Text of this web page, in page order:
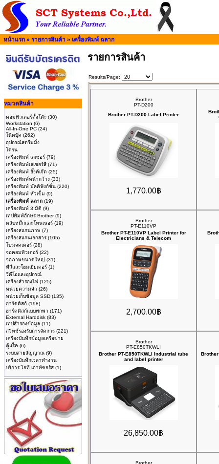
หน้าแรก » รายการสินค้า » เครื่องพิมพ์ ฉลาก
หมวดสินค้า
คอมพิวเตอร์ตั้งโต๊ะ (30)
Workstation (6)
All-In-One PC (24)
โน๊ตบุ๊ค (262)
อุปกรณ์สตรีมมิ่ง
โดรน
เครื่องพิมพ์ เลเซอร์ (79)
เครื่องพิมพ์เลเซอร์สี (71)
เครื่องพิมพ์ อิ๊งค์เจ๊ต (25)
เครื่องพิมพ์หน้ากว้าง (33)
เครื่องพิมพ์ มัลติฟังก์ชั่น (220)
เครื่องพิมพ์ หัวเข็ม (9)
เครื่องพิมพ์ ฉลาก (19)
เครื่องพิมพ์ 3 มิติ (9)
เทปพิมพ์อักษร Brother(9)
ตลับหมึกและโทนเนอร์ (19)
เครื่องสแกนภาพ (7)
เครื่องสแกนเอกสาร (105)
โปรเจคเตอร์ (28)
จอคอมพิวเตอร์ (22)
จอภาพขนาดใหญ่ (31)
ทีวีและโฮมเธียเตอร์ (1)
วีดีโอและอุปกรณ์
เครื่องสำรองไฟ (125)
หน่วยความจำ (26)
หน่วยเก็บข้อมูล SSD (135)
ฮาร์ดดิสก์ (198)
ฮาร์ดดิสก์แบบพกพา (171)
External Harddisk (83)
เทปสำรองข้อมูล (11)
สวิทช์รองรับการจัดการ (221)
เครื่องบันทึกข้อมูลเครือข่าย
ตู้แร็ค (6)
ระบบสายสัญญาณ (9)
เครื่องบันทึกเวลาทำงาน
บริการ ไอที เอาท์ซอร์ส (1)
รายการสินค้า
Results/Page:
Brother
PT-D200
Brother PT-D200 Label Printer
1,770.00฿
Brother
PT-E110VP
Brother PT-E110VP Label Printer for
Electricians & Telecom
2,700.00฿
Brother
PT-E850TKWLI
Brother PT-E850TKWLI Industrial tube
and label printer
26,850.00฿
Brother